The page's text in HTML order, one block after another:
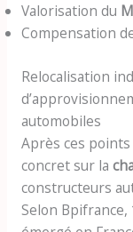
Valorisation du
Compensation
Relocalisation
automobiles
Après ces
concret sur la
constructeurs
Selon